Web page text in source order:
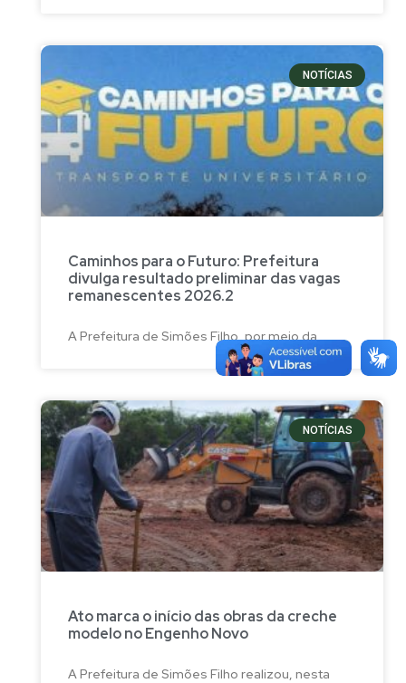
NOTÍCIAS
Caminhos para o Futuro: Prefeitura
divulga resultado preliminar das vagas
remanescentes 2026.2
A Prefeitura de Simões Filho, por meio da
NOTÍCIAS
Ato marca o início das obras da creche
modelo no Engenho Novo
A Prefeitura de Simões Filho realizou, nesta